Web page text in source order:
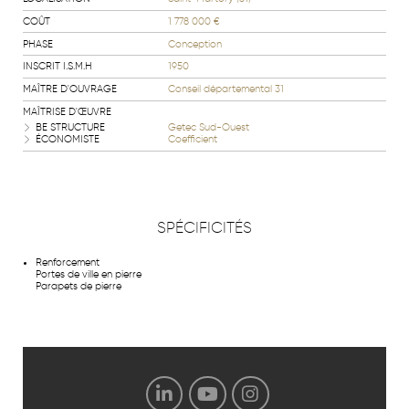
COÛT
1 778 000 €
PHASE
Conception
INSCRIT I.S.M.H
1950
MAÎTRE D'OUVRAGE
Conseil départemental 31
MAÎTRISE D'ŒUVRE
BE STRUCTURE
Getec Sud-Ouest
ÉCONOMISTE
Coefficient
SPÉCIFICITÉS
Renforcement
Portes de ville en pierre
Parapets de pierre